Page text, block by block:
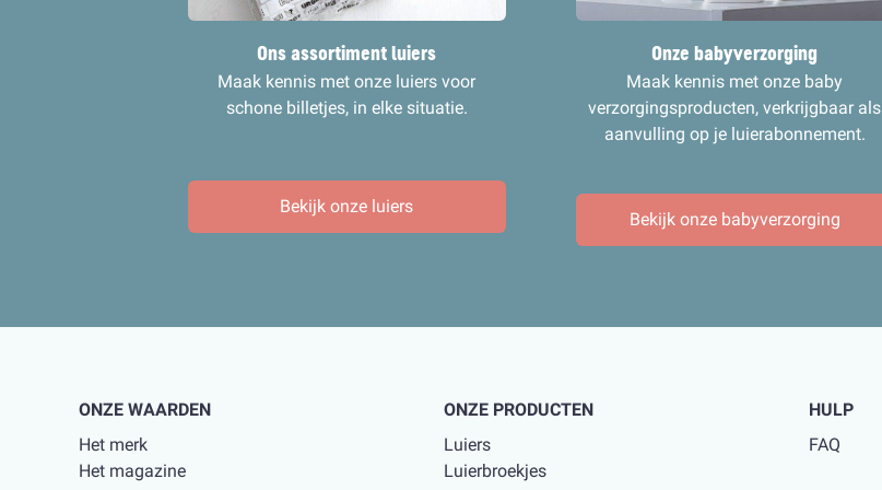
Ons assortiment luiers
Maak kennis met onze luiers voor
schone billetjes, in elke situatie.
Bekijk onze luiers
Onze babyverzorging
Maak kennis met onze baby
verzorgingsproducten, verkrijgbaar als
aanvulling op je luierabonnement.
Bekijk onze babyverzorging
ONZE WAARDEN
Het merk
Het magazine
ONZE PRODUCTEN
Luiers
Luierbroekjes
HULP
FAQ